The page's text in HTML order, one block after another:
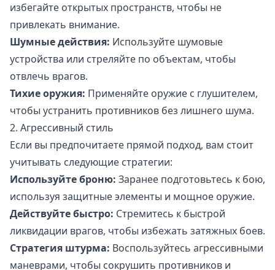
избегайте открытых пространств, чтобы не
привлекать внимание.
Шумные действия: Используйте шумовые
устройства или стреляйте по объектам, чтобы
отвлечь врагов.
Тихие оружия: Применяйте оружие с глушителем,
чтобы устранить противников без лишнего шума.
2. Агрессивный стиль
Если вы предпочитаете прямой подход, вам стоит
учитывать следующие стратегии:
Используйте броню: Заранее подготовьтесь к бою,
используя защитные элементы и мощное оружие.
Действуйте быстро: Стремитесь к быстрой
ликвидации врагов, чтобы избежать затяжных боев.
Стратегия штурма: Воспользуйтесь агрессивными
маневрами, чтобы сокрушить противников и